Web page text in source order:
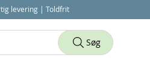
levering | Toldfrit
Søg